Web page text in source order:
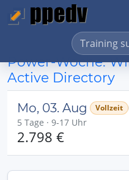
Power-Woche:
Active Directory
Mo, 03. Aug Vollzeit
5 Tage · 9-17 Uhr
2.798 €